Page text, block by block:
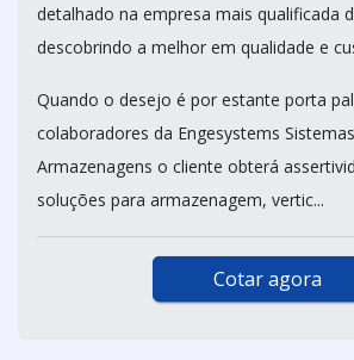
detalhado na empresa mais qualificada
descobrindo a melhor em qualidade e
Quando o desejo é por estante porta
colaboradores da Engesystems
Armazenagens o cliente obterá
soluções para armazenagem, vertic...
Cotar agora